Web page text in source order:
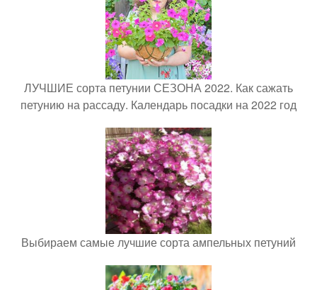
ЛУЧШИЕ сорта петунии СЕЗОНА 2022. Как сажать
петунию на рассаду. Календарь посадки на 2022 год
Выбираем самые лучшие сорта ампельных петуний